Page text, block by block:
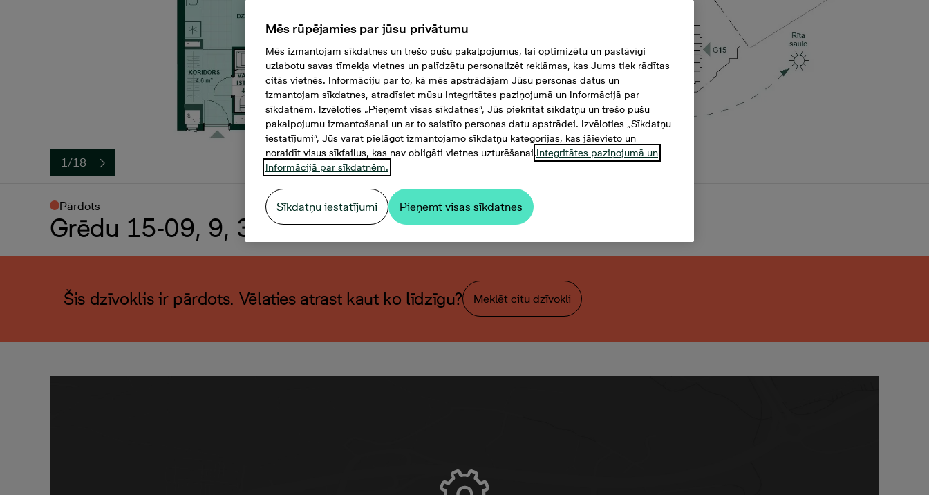
1/18
Pārdots
Grēdu 15-09, 9, 3 -istabu dzīvoklis, Platība 64,2 m²
Šis dzīvoklis ir pārdots. Vēlaties atrast kaut ko līdzīgu? Meklēt citu dzīvokli
Mēs rūpējamies par jūsu privātumu
Mēs izmantojam sīkdatnes un trešo pušu pakalpojumus, lai optimizētu un pastāvīgi
uzlabotu savas tīmekļa vietnes un palīdzētu personalizēt reklāmas, kas Jums tiek rādītas
citās vietnēs. Informāciju par to, kā mēs apstrādājam Jūsu personas datus un
izmantojam sīkdatnes, atradīsiet mūsu Integritātes paziņojumā un Informācijā par
sīkdatnēm. Izvēloties „Pieņemt visas sīkdatnes”, Jūs piekrītat sīkdatņu un trešo pušu
pakalpojumu izmantošanai un ar to saistīto personas datu apstrādei. Izvēloties „Sīkdatņu
iestatījumi”, Jūs varat pielāgot izmantojamo sīkdatņu kategorijas, kas jāievieto un
noraidīt visus sīkfailus, kas nav obligāti vietnes uzturēšanai.Integritātes paziņojumā un
Informācijā par sīkdatnēm.
Sīkdatņu iestatījumi Pieņemt visas sīkdatnes